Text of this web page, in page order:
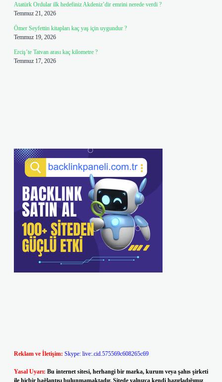
Atatürk Ordular ilk hedefiniz Akdeniz’dir emrini nerede verdi ?
Temmuz 21, 2026
Ömer Seyfettin kitapları kaç yaş için uygundur ?
Temmuz 19, 2026
Erciş’te Tatvan arası kaç kilometre ?
Temmuz 17, 2026
Reklam ve İletişim: Skype: live:.cid.575569c608265c69
Yasal Uyarı: Bu internet sitesi, herhangi bir marka, kurum veya şahıs şirketi
ile hiçbir bağlantısı bulunmamaktadır. Sitede yalnızca kendi hazırladığımız